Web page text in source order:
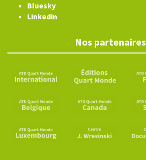
Bluesky
Linkedin
Nos partenaires